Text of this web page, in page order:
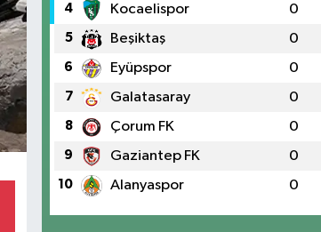
4 Kocaelispor 0
5 Beşiktaş 0
6 Eyüpspor 0
7 Galatasaray 0
8 Çorum FK 0
9 Gaziantep FK 0
10 Alanyaspor 0